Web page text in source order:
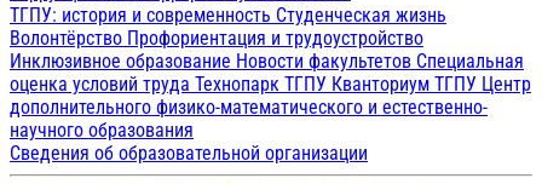
ТГПУ: история и современность Студенческая жизнь
Волонтёрство Профориентация и трудоустройство
Инклюзивное образование Новости факультетов Специальная
оценка условий труда Технопарк ТГПУ Кванториум ТГПУ Центр
дополнительного физико-математического и естественно-
научного образования
Сведения об образовательной организации